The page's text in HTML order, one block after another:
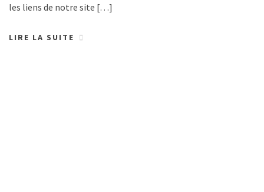
les liens de notre site […]
LIRE LA SUITE